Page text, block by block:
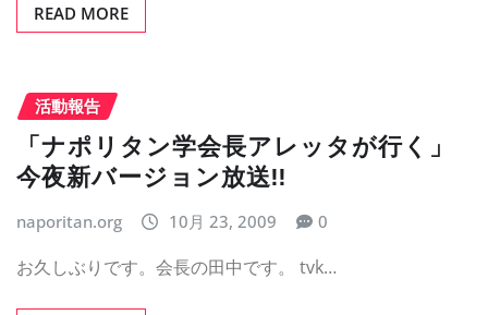
READ MORE
活動報告
「ナポリタン学会長アレッタが行く」
今夜新バージョン放送!!
naporitan.org 10月 23, 2009 0
お久しぶりです。会長の田中です。 tvk…